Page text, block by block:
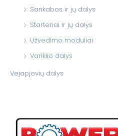
Sankabos ir jų dalys
Starteriai ir jų dalys
Užvedimo moduliai
Variklio dalys
Vejapjovių dalys